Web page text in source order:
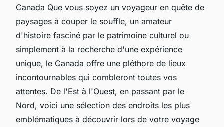
Canada Que vous soyez un voyageur en quête de
paysages à couper le souffle, un amateur
d'histoire fasciné par le patrimoine culturel ou
simplement à la recherche d'une expérience
unique, le Canada offre une pléthore de lieux
incontournables qui combleront toutes vos
attentes. De l'Est à l'Ouest, en passant par le
Nord, voici une sélection des endroits les plus
emblématiques à découvrir lors de votre voyage